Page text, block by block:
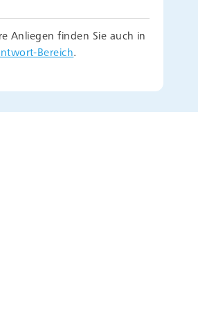
ihr 200jähriges
und
Anliegen finden Sie auch in
Bereich.